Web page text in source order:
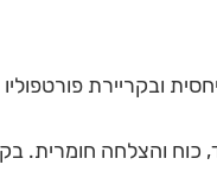
ובקריירת
והצלחה חומרית.